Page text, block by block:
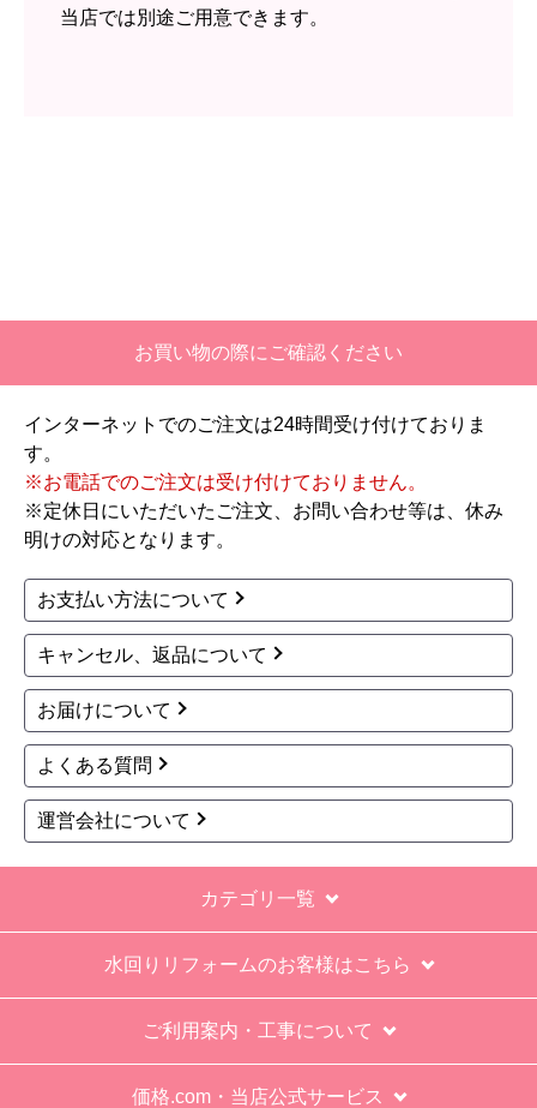
はい
【注文からどのくらいで届きましたか？】
二週間ほどです。
【その他感想・コメント】
工事対応は、１０点満点の３．５点。マイナス
１．５点は、少々工事が雑。
つ、愛想が良かったこと。
最初から名刺の提示も無く、どこの業者で名前が
なにかも分からない。少々不安である。
工事後は、初期設定や取り扱いの説明もなく、慌
てて引き上げる感じ。
保障期間の説明もHPとは違った。８年保証にして
いるがメーカー保証が３年追加になり１１年と説
明があった。HPにはメーカー保証期間も８年に含
エアコン設置場所が２階だったので、どう考えて
が悪かったが室外機の荷揚げを手伝った。もし、
当店では別途ご用意できます。
お買い物の際にご確認ください
インターネットでのご注文は24時間受け付けておりま
す。
※お電話でのご注文は受け付けておりません。
※定休日にいただいたご注文、お問い合わせ等は、休み
明けの対応となります。
お支払い方法について
キャンセル、返品について
お届けについて
よくある質問
運営会社について
カテゴリ一覧
水回りリフォームのお客様はこちら
ご利用案内・工事について
価格.com・当店公式サービス